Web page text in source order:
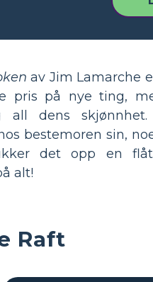
av Jim Lamarche
pris på nye ting,
all dens
bestemoren sin,
det opp en
alt!
Raft